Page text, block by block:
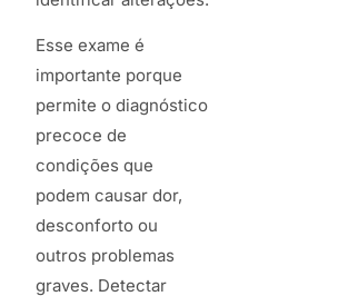
Esse exame é
importante porque
permite o diagnóstico
precoce de
condições que
podem causar dor,
desconforto ou
outros problemas
graves. Detectar